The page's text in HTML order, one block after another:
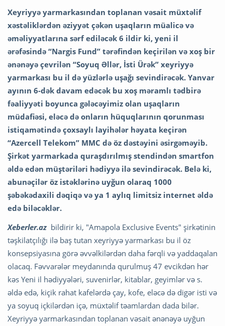
Xeyriyyə yarmarkasından toplanan vəsait müxtəlif
xəstəliklərdən əziyyət çəkən uşaqların müalicə və
əməliyyatlarına sərf ediləcək 6 ildir ki, yeni il
ərəfəsində “Nargis Fund” tərəfindən keçirilən və xoş bir
ənənəyə çevrilən “Soyuq Əllər, İsti Ürək” xeyriyyə
yarmarkası bu il də yüzlərlə uşağı sevindirəcək. Yanvar
ayının 6-dək davam edəcək bu xoş məramlı tədbirə
fəaliyyəti boyunca gələcəyimiz olan uşaqların
müdafiəsi, eləcə də onların hüquqlarının qorunması
istiqamətində çoxsaylı layihələr həyata keçirən
“Azercell Telekom” MMC də öz dəstəyini əsirgəməyib.
Şirkət yarmarkada quraşdırılmış stendindən smartfon
əldə edən müştəriləri hədiyyə ilə sevindirəcək. Belə ki,
abunəçilər öz istəklərinə uyğun olaraq 1000
şəbəkədaxili dəqiqə və ya 1 aylıq limitsiz internet əldə
edə biləcəklər.
Xeberler.az bildirir ki, "Amapola Exclusive Events" şirkətinin
təşkilatçılığı ilə baş tutan xeyriyyə yarmarkası bu il öz
konsepsiyasına görə əvvəlkilərdən daha fərqli və yaddaqalan
olacaq. Fəvvarələr meydanında qurulmuş 47 evcikdən hər
kəs Yeni il hədiyyələri, suvenirlər, kitablar, geyimlər və s.
əldə edə, kiçik rahat kafelərdə çay, kofe, eləcə də digər isti və
ya soyuq içkilərdən içə, müxtəlif təamlardan dada bilər.
Xeyriyyə yarmarkasından toplanan vəsait ənənəyə uyğun